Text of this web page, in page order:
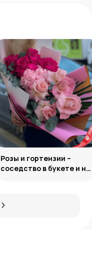
Розы и гортензии –
соседство в букете и на